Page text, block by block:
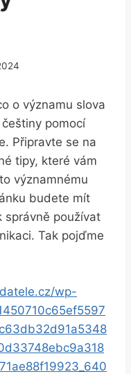
o významu slova
pomocí
Připravte se na
tipy, které vám
významnému
budete mít
správně používat
Tak pojďme
wp-